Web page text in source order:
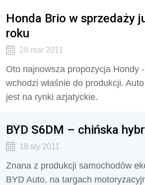
Honda Brio w sprzedaży
roku
28 mar 2011
Oto najnowsza propozycja Hondy
wchodzi właśnie do produkcji.
jest na rynki azjatyckie.
BYD S6DM – chińska
18 sty 2011
Znana z produkcji samochodów
BYD Auto, na targach